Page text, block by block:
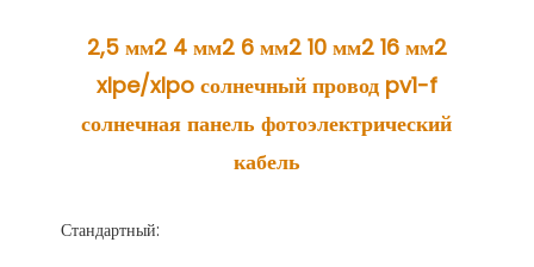
2,5 мм2 4 мм2 6 мм2 10 мм2 16 мм2
xlpe/xlpo солнечный провод pv1-f
солнечная панель фотоэлектрический